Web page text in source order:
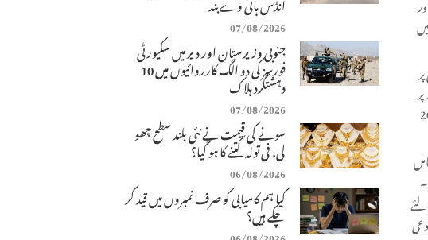
پر
آغاز کیا ہے جو 2018
07/08/2026
جنوبی وزیرستان اور دیر میں سکیورٹی
فورسز کی دو الگ کارروائیوں میں 10
دہشتگرد ہلاک
07/08/2026
سونے کی قیمت نے نئی بلند سطح چھو
لی، فی تولہ کتنے کا ہو گیا؟
06/08/2026
کیا ہم کامیابی کو صرف نمبروں میں قید کر
چکے ہیں؟